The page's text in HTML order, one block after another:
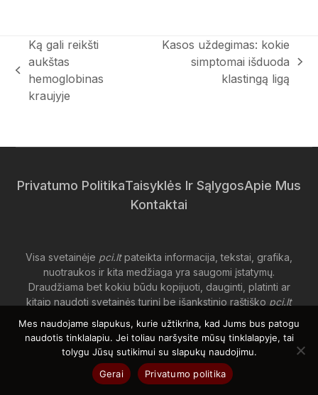
previous
post:
Ką gali reikšti
aukštas
hemoglobinas
kraujyje
Kasos uždegimas: kokie
simptomai išduoda
klastingą ligą
Privatumo PolitikaTaisyklės Ir SąlygosApie Mus
Kontaktai
Visa svetainėje pci.ltpateikta informacija, tekstai, grafika,
nuotraukos ir kita medžiaga yra saugomi įstatymų.
Draudžiama bet kokiu būdu kopijuoti, dauginti, platinti ar
kitaip naudoti svetainės turinį be išankstinio raštiško pci.lt
Bet koks neteisėtas naudojimas bus laikomas autorių teisių
pažeidimu.
Mes naudojame slapukus, kurie užtikrina, kad Jums bus patogu
naudotis tinklalapiu. Jei toliau naršysite mūsų tinklalapyje, tai
tolygu Jūsų sutikimui su slapukų naudojimu.
Gerai
Privatumo politika